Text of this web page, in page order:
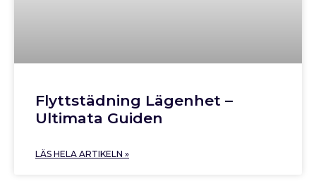
Flyttstädning Lägenhet –
Ultimata Guiden
LÄS HELA ARTIKELN »